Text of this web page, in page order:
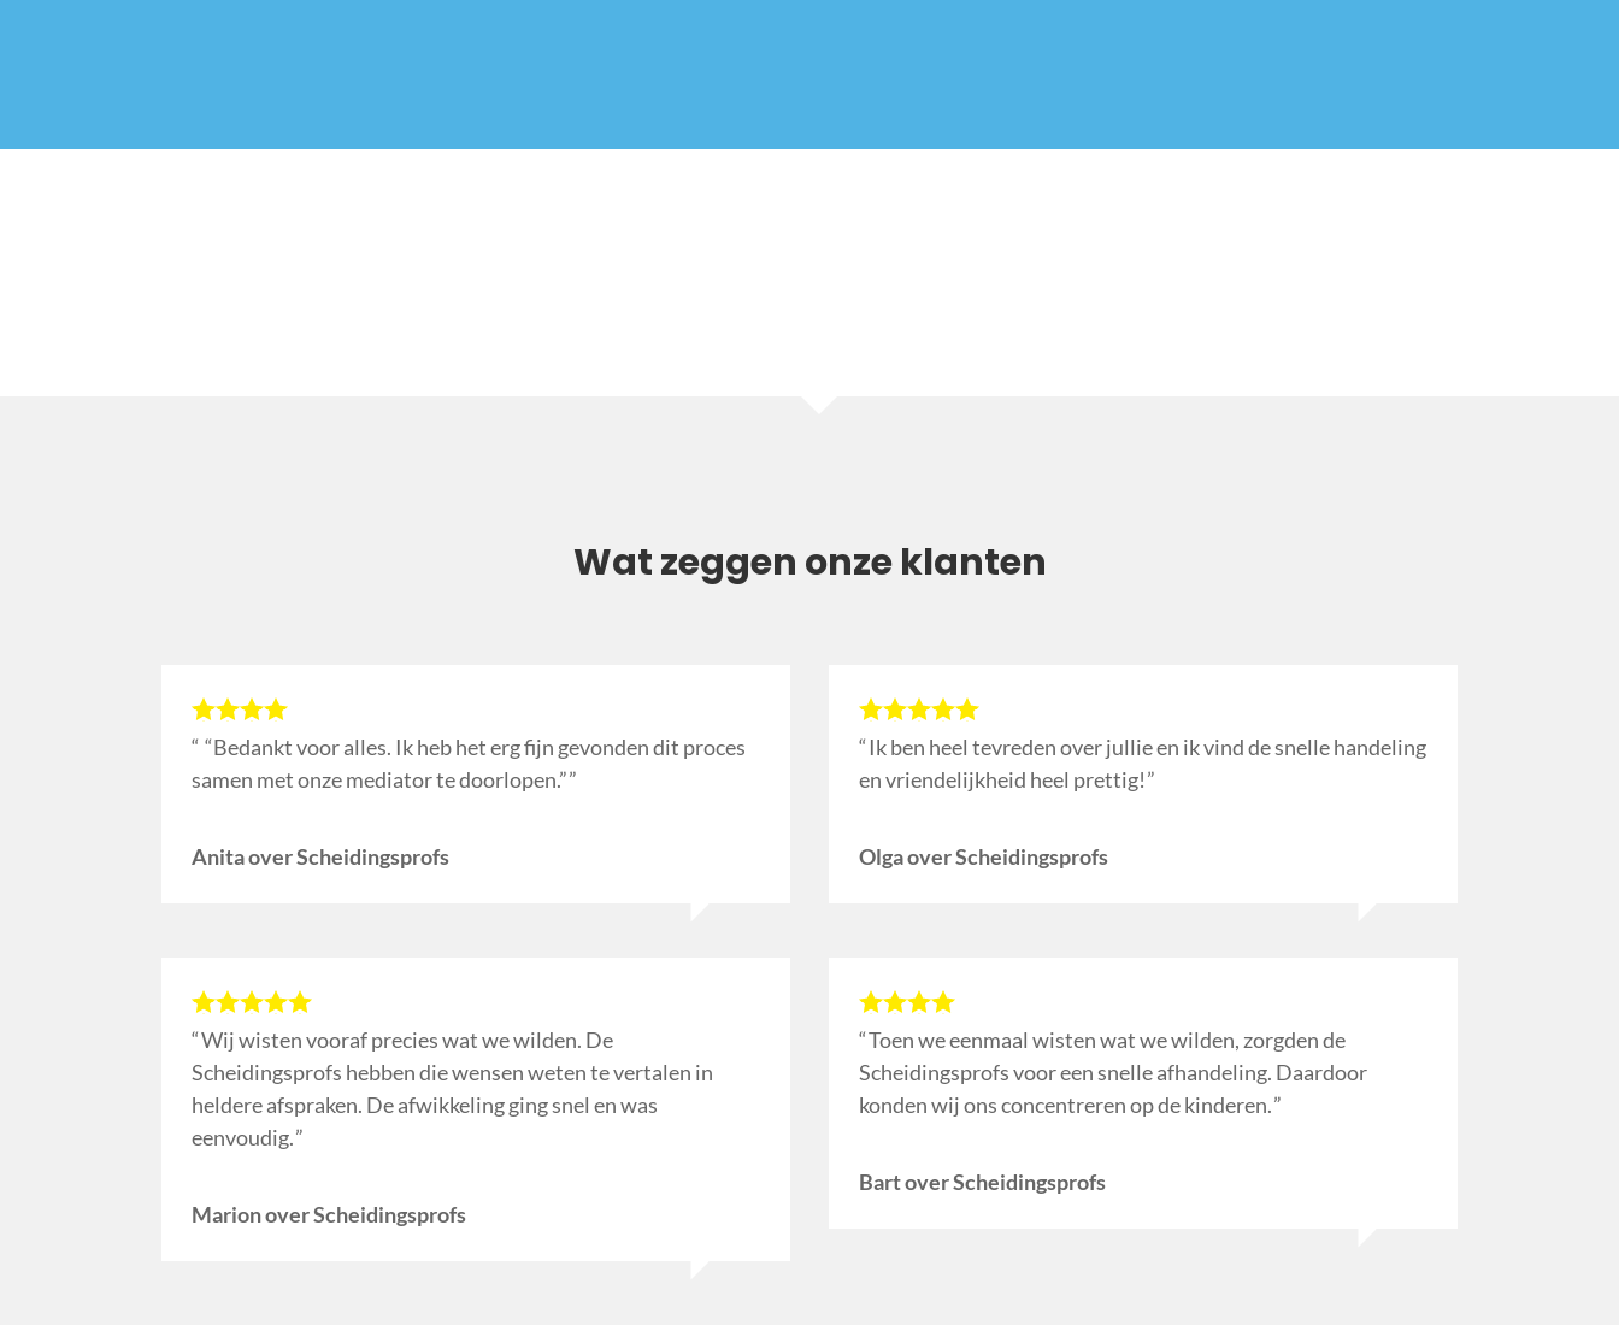
Wat zeggen onze klanten
“Bedankt voor alles. Ik heb het erg fijn gevonden dit proces
samen met onze mediator te doorlopen.”
Anita over Scheidingsprofs
Wij wisten vooraf precies wat we wilden. De
Scheidingsprofs hebben die wensen weten te vertalen in
heldere afspraken. De afwikkeling ging snel en was
eenvoudig.
Marion over Scheidingsprofs
Ik ben heel tevreden over jullie en ik vind de snelle handeling
en vriendelijkheid heel prettig!
Olga over Scheidingsprofs
Toen we eenmaal wisten wat we wilden, zorgden de
Scheidingsprofs voor een snelle afhandeling. Daardoor
konden wij ons concentreren op de kinderen.
Bart over Scheidingsprofs